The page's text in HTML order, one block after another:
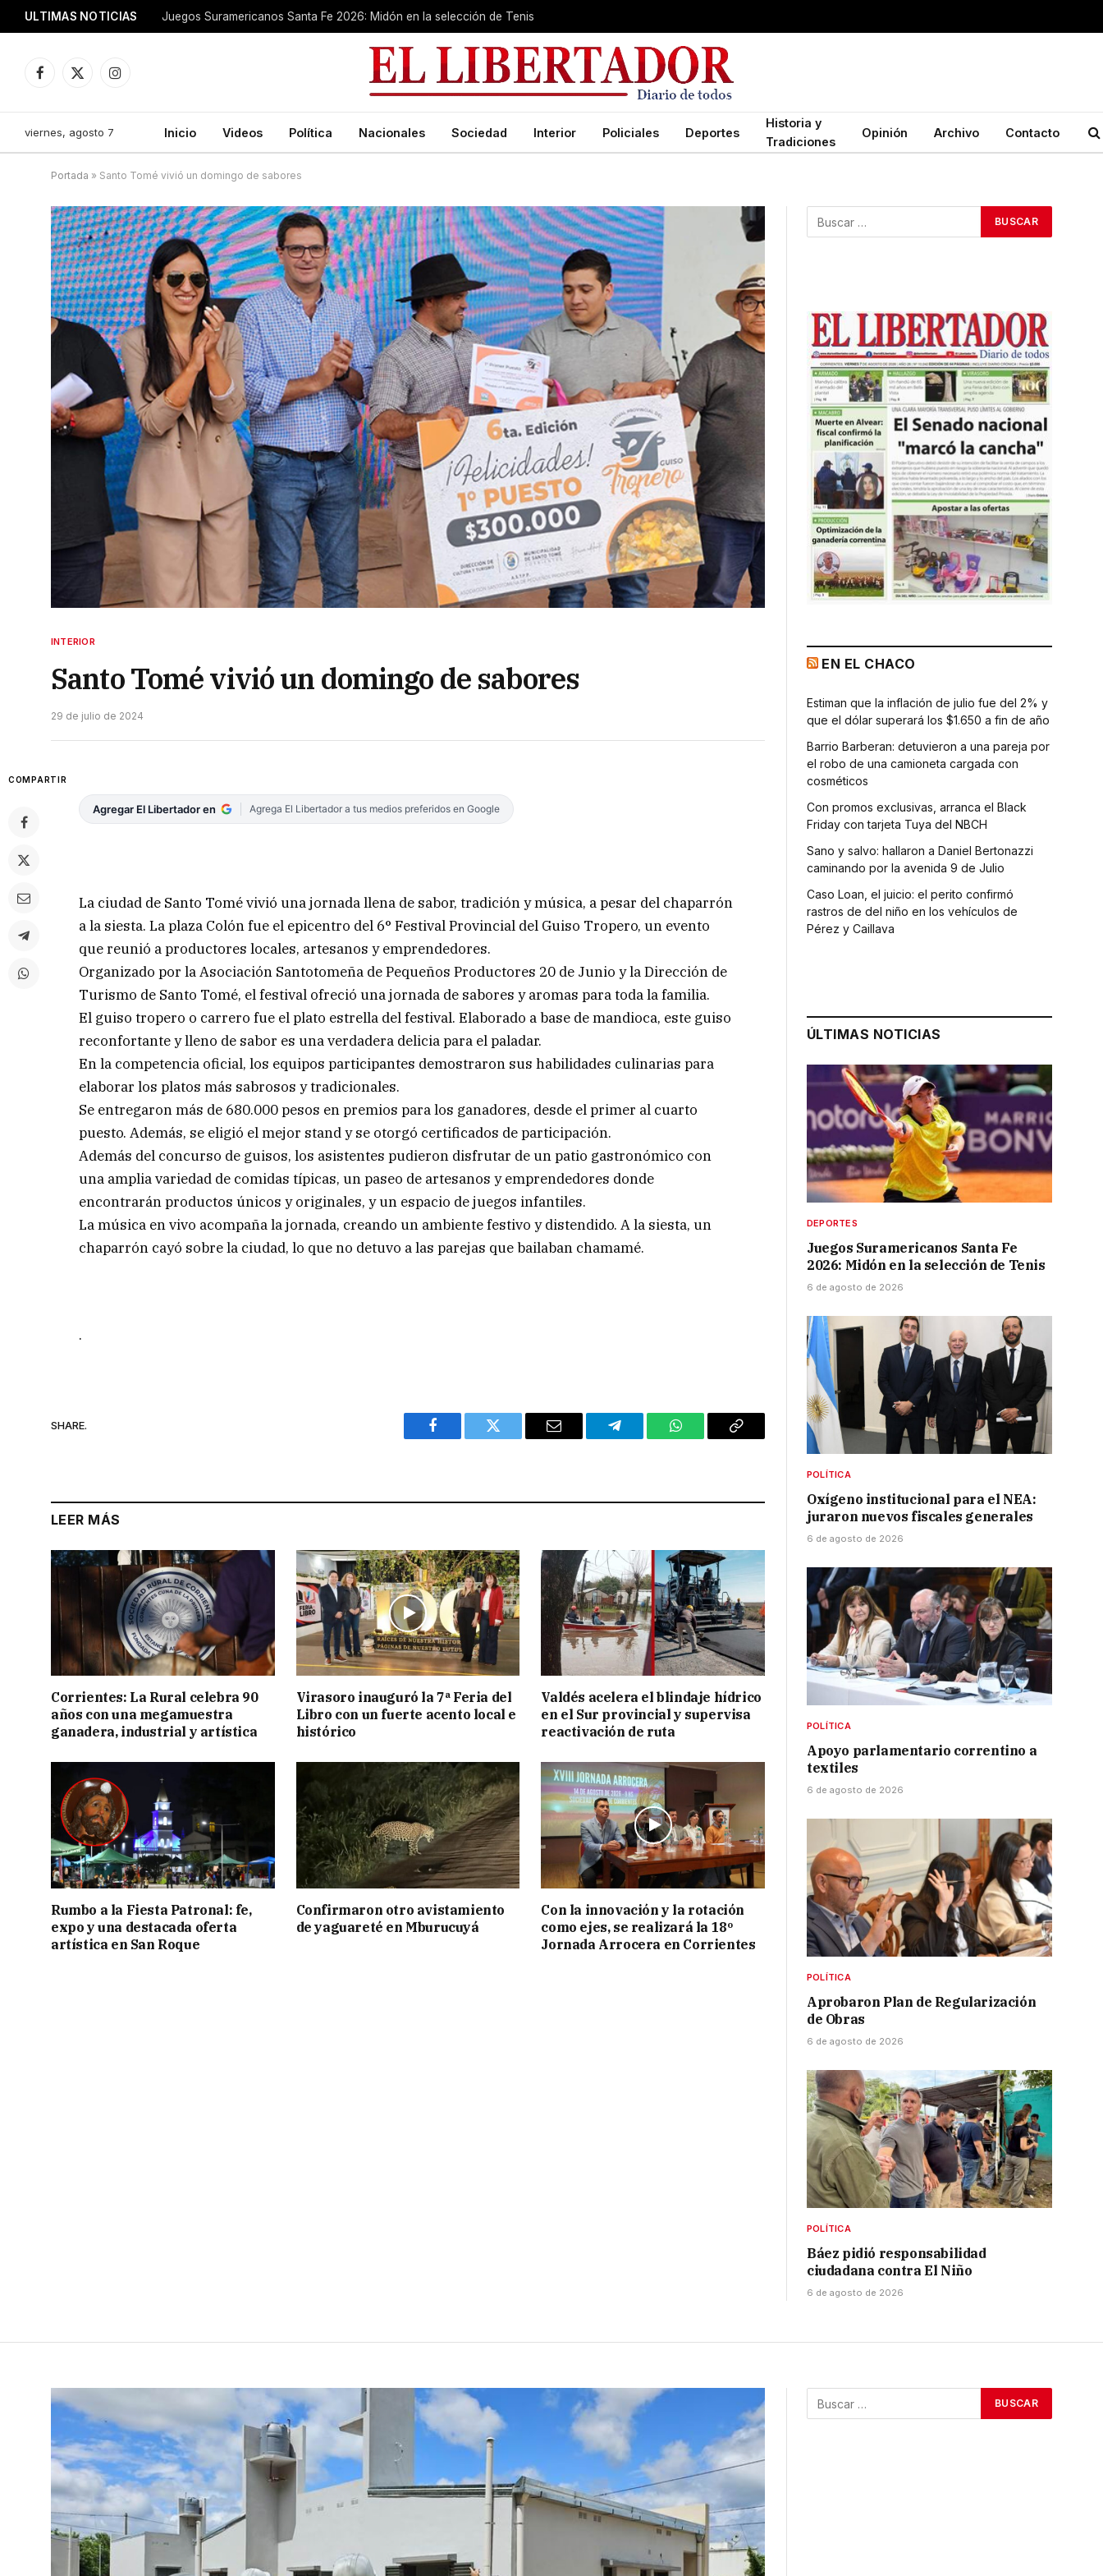
ULTIMAS NOTICIAS Juegos Suramericanos Santa Fe 2026: Midón en la selección de Tenis
Facebook
X
Instagram
viernes, agosto 7 Inicio Videos Política Nacionales Sociedad Interior Policiales Deportes
Historia y
Tradiciones
Opinión Archivo Contacto
Portada » Santo Tomé vivió un domingo de sabores
INTERIOR
Santo Tomé vivió un domingo de sabores
29 de julio de 2024
COMPARTIR
Agregar El Libertador en Agrega El Libertador a tus medios preferidos en Google
La ciudad de Santo Tomé vivió una jornada llena de sabor, tradición y música, a pesar del chaparrón
a la siesta. La plaza Colón fue el epicentro del 6° Festival Provincial del Guiso Tropero, un evento
que reunió a productores locales, artesanos y emprendedores.
Organizado por la Asociación Santotomeña de Pequeños Productores 20 de Junio y la Dirección de
Turismo de Santo Tomé, el festival ofreció una jornada de sabores y aromas para toda la familia.
El guiso tropero o carrero fue el plato estrella del festival. Elaborado a base de mandioca, este guiso
reconfortante y lleno de sabor es una verdadera delicia para el paladar.
En la competencia oficial, los equipos participantes demostraron sus habilidades culinarias para
elaborar los platos más sabrosos y tradicionales.
Se entregaron más de 680.000 pesos en premios para los ganadores, desde el primer al cuarto
puesto. Además, se eligió el mejor stand y se otorgó certificados de participación.
Además del concurso de guisos, los asistentes pudieron disfrutar de un patio gastronómico con
una amplia variedad de comidas típicas, un paseo de artesanos y emprendedores donde
encontrarán productos únicos y originales, y un espacio de juegos infantiles.
La música en vivo acompaña la jornada, creando un ambiente festivo y distendido. A la siesta, un
chaparrón cayó sobre la ciudad, lo que no detuvo a las parejas que bailaban chamamé.
.
SHARE.
Facebook Twitter Email Telegram WhatsAppCopy
LEER MÁS
Corrientes: La Rural celebra 90
años con una megamuestra
ganadera, industrial y artística
Virasoro inauguró la 7ª Feria del
Libro con un fuerte acento local e
histórico
Valdés acelera el blindaje hídrico
en el Sur provincial y supervisa
reactivación de ruta
Rumbo a la Fiesta Patronal: fe,
expo y una destacada oferta
artística en San Roque
Confirmaron otro avistamiento
de yaguareté en Mburucuyá
Con la innovación y la rotación
como ejes, se realizará la 18º
Jornada Arrocera en Corrientes
EN EL CHACO
Estiman que la inflación de julio fue del 2% y
que el dólar superará los $1.650 a fin de año
Barrio Barberan: detuvieron a una pareja por
el robo de una camioneta cargada con
cosméticos
Con promos exclusivas, arranca el Black
Friday con tarjeta Tuya del NBCH
Sano y salvo: hallaron a Daniel Bertonazzi
caminando por la avenida 9 de Julio
Caso Loan, el juicio: el perito confirmó
rastros de del niño en los vehículos de
Pérez y Caillava
ÚLTIMAS NOTICIAS
DEPORTES
Juegos Suramericanos Santa Fe
2026: Midón en la selección de Tenis
6 de agosto de 2026
POLÍTICA
Oxígeno institucional para el NEA:
juraron nuevos fiscales generales
6 de agosto de 2026
POLÍTICA
Apoyo parlamentario correntino a
textiles
6 de agosto de 2026
POLÍTICA
Aprobaron Plan de Regularización
de Obras
6 de agosto de 2026
POLÍTICA
Báez pidió responsabilidad
ciudadana contra El Niño
6 de agosto de 2026